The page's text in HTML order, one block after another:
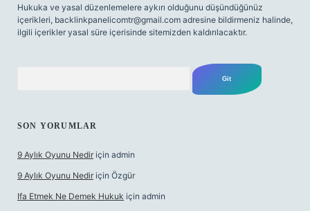
Hukuka ve yasal düzenlemelere aykırı olduğunu düşündüğünüz
içerikleri, backlinkpanelicomtr@gmail.com adresine bildirmeniz halinde,
ilgili içerikler yasal süre içerisinde sitemizden kaldırılacaktır.
SON YORUMLAR
9 Aylık Oyunu Nedir için admin
9 Aylık Oyunu Nedir için Özgür
Ifa Etmek Ne Demek Hukuk için admin